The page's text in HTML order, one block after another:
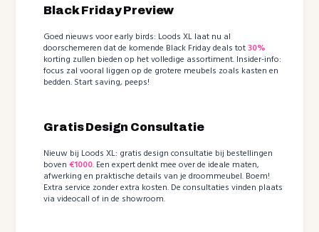
Black Friday Preview
Goed nieuws voor early birds: Loods XL laat nu al
doorschemeren dat de komende Black Friday deals tot30%
korting zullen bieden op het volledige assortiment. Insider-info:
focus zal vooral liggen op de grotere meubels zoals kasten en
bedden. Start saving, peeps!
Gratis Design Consultatie
Nieuw bij Loods XL: gratis design consultatie bij bestellingen
boven€1000. Een expert denkt mee over de ideale maten,
afwerking en praktische details van je droommeubel. Boem!
Extra service zonder extra kosten. De consultaties vinden plaats
via videocall of in de showroom.